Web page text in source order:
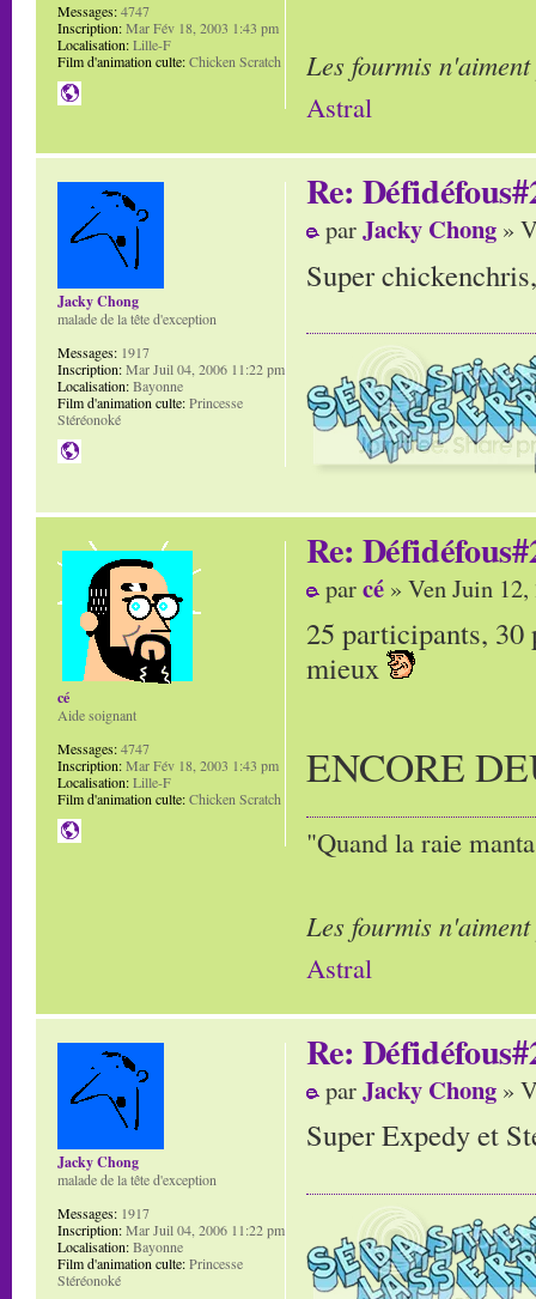
Les fourmis
Astral
Messages:4747
Inscription:Mar Fév 18, 2003 1:43 pm
Localisation:Lille-F
Film d'animation culte:Chicken Scratch
Re:
parJacky Chong »
Super
Jacky Chong
malade de la tête d'exception
Messages: 1917
Inscription:Mar Juil 04, 2006 11:22 pm
Localisation:Bayonne
Film d'animation culte:Princesse
Stéréonoké
Re:
parcé » Ven Juin
25 participants, 30
mieux
ENCORE
"Quand la raie
Les fourmis
Astral
cé
Aide soignant
Messages:4747
Inscription:Mar Fév 18, 2003 1:43 pm
Localisation:Lille-F
Film d'animation culte:Chicken Scratch
Re:
parJacky Chong »
Super Expedy et
Jacky Chong
malade de la tête d'exception
Messages: 1917
Inscription:Mar Juil 04, 2006 11:22 pm
Localisation:Bayonne
Film d'animation culte:Princesse
Stéréonoké